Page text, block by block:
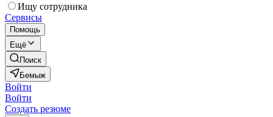
Ищу сотрудника
Сервисы
Помощь
Ещё
Поиск
Бемыж
Войти
Войти
Создать резюме